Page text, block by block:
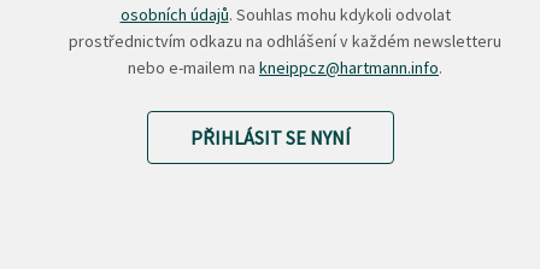
osobních údajů. Souhlas mohu kdykoli odvolat
prostřednictvím odkazu na odhlášení v každém newsletteru
nebo e-mailem na kneippcz@hartmann.info.
PŘIHLÁSIT SE NYNÍ